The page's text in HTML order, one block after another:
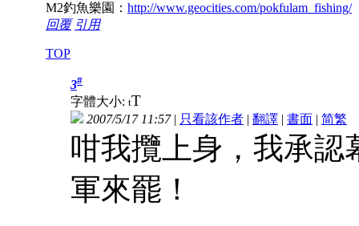
M2釣魚樂園： http://www.geocities.com/pokfulam_fishing/
回覆 引用
TOP
3#
字體大小: tT
2007/5/17 11:57| 只看該作者 | 翻譯 | 書面 | 简繁
咁我攬上身，我承認
軍來罷！